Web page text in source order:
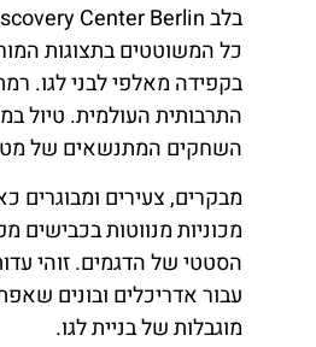
כל המשוטטים בתצוגות
בקפידה מאלפי לבני לגו.
התרבותית העולמית. טיול
השחקים המתנשאים של
מבקרים, צעירים ומבוגרים
מכוניות מנווטות בכבישים
הסטטי של הדגמים. זוהי
עבור אדריכלים ובונים
מוגבלות של בניית לגו.